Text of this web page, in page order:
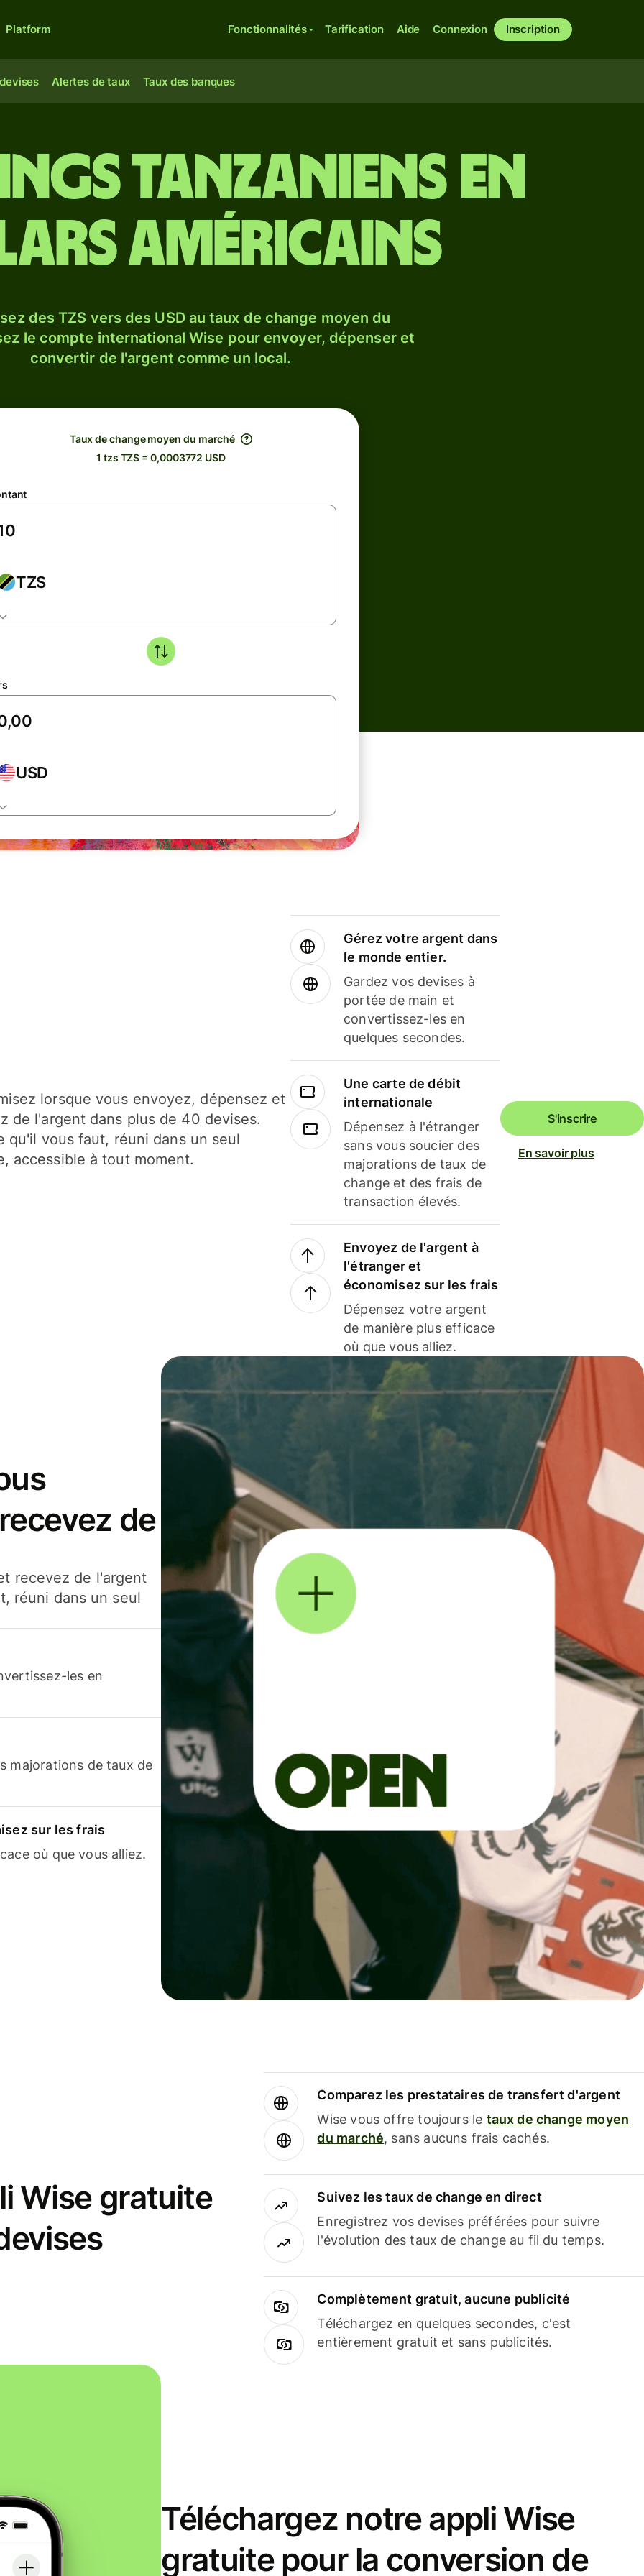
Platform Fonctionnalités Tarification Aide Connexion Inscription
Alertes de taux Taux des banques
tanzaniens en
américains
des TZS vers des USD au taux de change moyen du
le compte international Wise pour envoyer, dépenser et
convertir de l'argent comme un local.
Taux de change moyen du marché
1 tzs TZS = 0,0003772 USD
TZS
USD
lorsque vous envoyez, dépensez et
de l'argent dans plus de 40 devises.
qu'il vous faut, réuni dans un seul
accessible à tout moment.
Gérez votre argent dans
le monde entier.
Gardez vos devises à
portée de main et
convertissez-les en
quelques secondes.
Une carte de débit
internationale
Dépensez à l'étranger
sans vous soucier des
majorations de taux de
change et des frais de
transaction élevés.
Envoyez de l'argent à
l'étranger et
économisez sur les frais
Dépensez votre argent
de manière plus efficace
où que vous alliez.
S'inscrire
En savoir plus
de
recevez de l'argent
réuni dans un seul
les en
majorations de taux de
sur les frais
où que vous alliez.
Wise gratuite
Comparez les prestataires de transfert d'argent
Wise vous offre toujours le taux de change moyen
du marché, sans aucuns frais cachés.
Suivez les taux de change en direct
Enregistrez vos devises préférées pour suivre
l'évolution des taux de change au fil du temps.
Complètement gratuit, aucune publicité
Téléchargez en quelques secondes, c'est
entièrement gratuit et sans publicités.
Téléchargez notre appli Wise
gratuite pour la conversion de